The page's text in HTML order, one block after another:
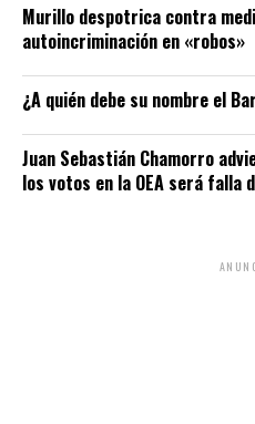
Murillo despotrica contra
autoincriminación en «robos»
¿A quién debe su nombre el
Juan Sebastián Chamorro
los votos en la OEA será falla